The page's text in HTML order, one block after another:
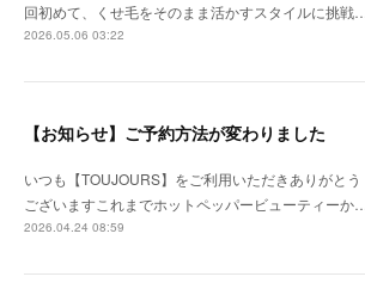
回初めて、くせ毛をそのまま活かすスタイルに挑戦
2026.05.06 03:22
【お知らせ】ご予約方法が変わりました
いつも【TOUJOURS】をご利用いただきありがとう
ございますこれまでホットペッパービューティーか
2026.04.24 08:59